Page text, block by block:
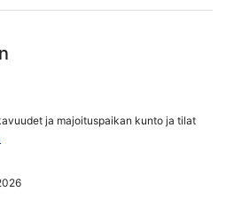
ja majoituspaikan kunto ja tilat